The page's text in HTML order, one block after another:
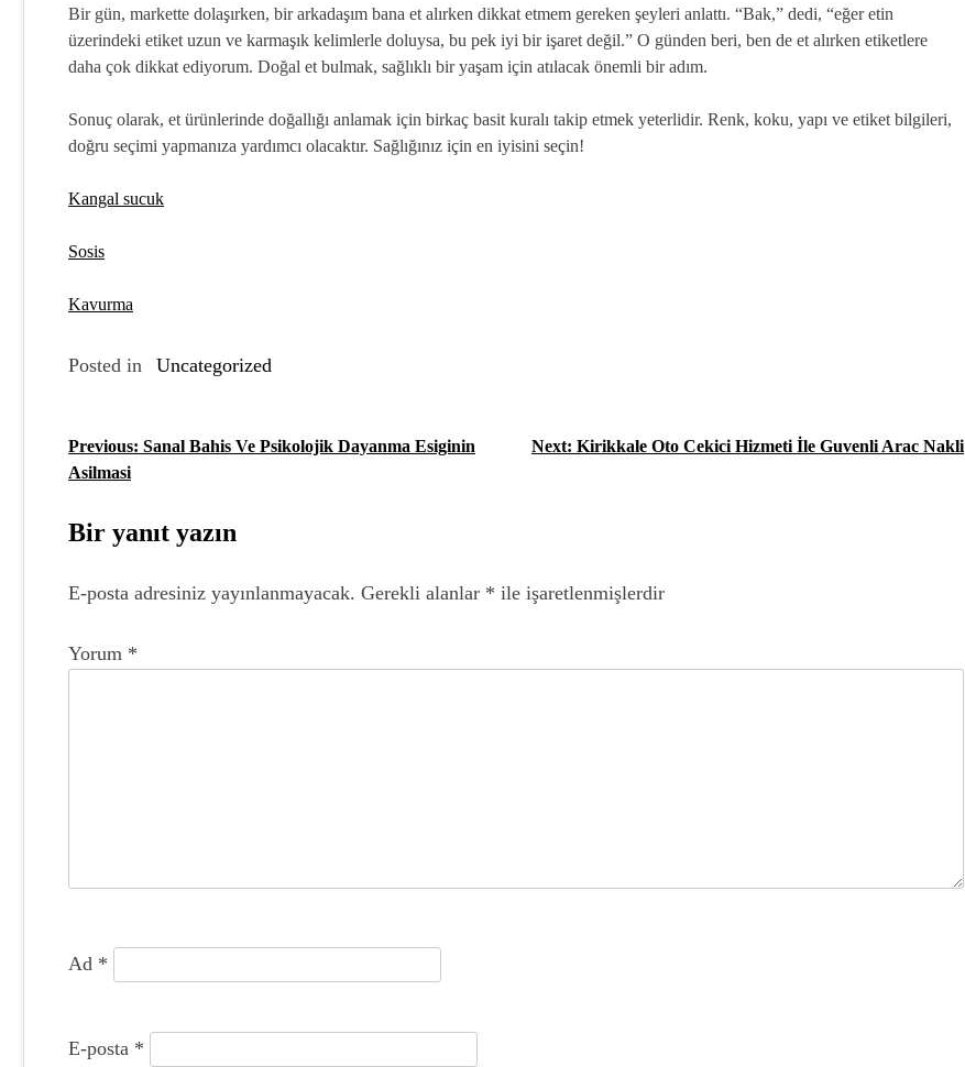
Bir gün, markette dolaşırken, bir arkadaşım bana et alırken dikkat etmem gereken şeyleri anlattı. “Bak,” dedi, “eğer etin
üzerindeki etiket uzun ve karmaşık kelimlerle doluysa, bu pek iyi bir işaret değil.” O günden beri, ben de et alırken etiketlere
daha çok dikkat ediyorum. Doğal et bulmak, sağlıklı bir yaşam için atılacak önemli bir adım.
Sonuç olarak, et ürünlerinde doğallığı anlamak için birkaç basit kuralı takip etmek yeterlidir. Renk, koku, yapı ve etiket bilgileri,
doğru seçimi yapmanıza yardımcı olacaktır. Sağlığınız için en iyisini seçin!
Kangal sucuk
Sosis
Kavurma
Posted in Uncategorized
Y
z
e
s
Previous: Sanal Bahis Ve Psikolojik Dayanma Esiginin
Asilmasi
Next: Kirikkale Oto Cekici Hizmeti İle Guvenli Arac Nakli
Bir yanıt yazın
E-posta adresiniz yayınlanmayacak. Gerekli alanlar * ile işaretlenmişlerdir
Yorum *
Ad *
E-posta *